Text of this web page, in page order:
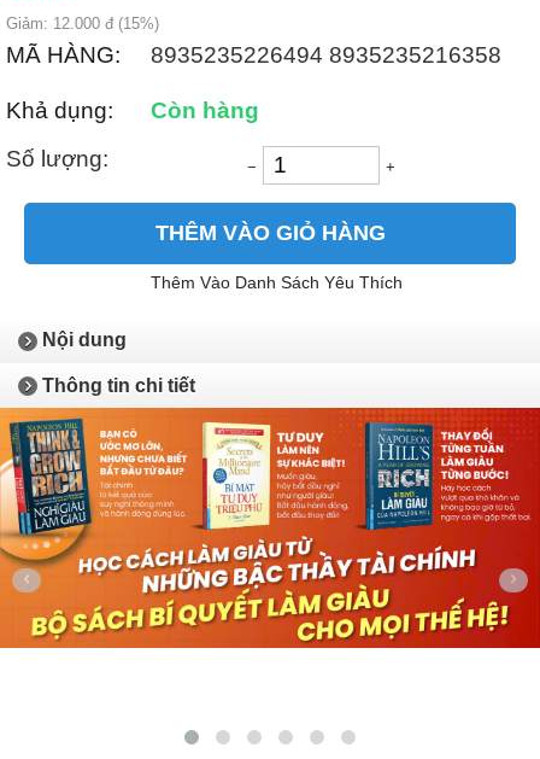
Giảm: 12.000 đ (15%)
MÃ HÀNG: 8935235226494 8935235216358
Khả dụng:
Còn hàng
Số lượng:
− +
THÊM VÀO GIỎ HÀNG
Thêm Vào Danh Sách Yêu Thích
Nội dung
Thông tin chi tiết